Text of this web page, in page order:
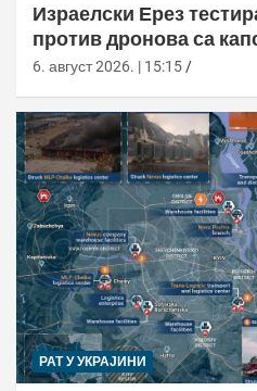
Израелски Ерез
против дронова са
6. август 2026. | 15:15
РАТ У УКРАЈИНИ